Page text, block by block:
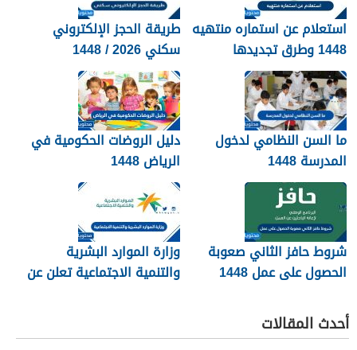
استعلام عن استماره منتهيه
1448 وطرق تجديدها
طريقة الحجز الإلكتروني
سكني 2026 / 1448
بالتفصيل
ما السن النظامي لدخول
المدرسة 1448
دليل الروضات الحكومية في
الرياض 1448
شروط حافز الثاني صعوبة
الحصول على عمل 1448
وزارة الموارد البشرية
والتنمية الاجتماعية تعلن عن
1448
أحدث المقالات